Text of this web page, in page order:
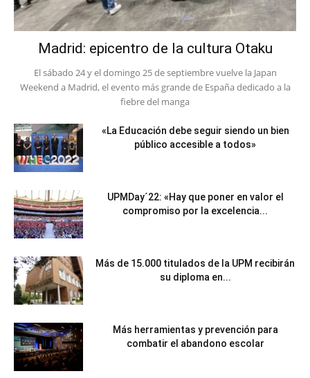
Madrid: epicentro de la cultura Otaku
El sábado 24 y el domingo 25 de septiembre vuelve la Japan
Weekend a Madrid, el evento más grande de España dedicado a la
fiebre del manga
«La Educación debe seguir siendo un bien
público accesible a todos»
UPMDay´22: «Hay que poner en valor el
compromiso por la excelencia...
Más de 15.000 titulados de la UPM recibirán
su diploma en...
Más herramientas y prevención para
combatir el abandono escolar